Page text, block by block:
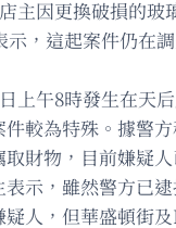
主因更換破損的玻
示，這起案件仍在
上午8時發生在天
較為特殊。據警
財物，目前嫌疑人
示，雖然警方已
疑人，但華盛頓街